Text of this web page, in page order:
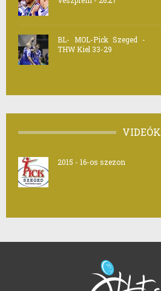
BL- MOL-Pick Szeged -
THW Kiel 33-29
VIDEÓK
2015 - 16-os szezon